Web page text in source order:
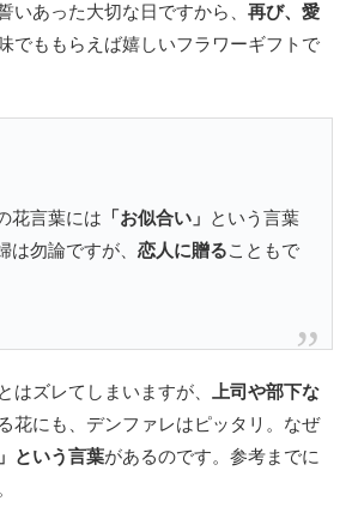
いあった大切な日ですから、 再び、愛
でももらえば嬉しいフラワーギフトで
花言葉には 「お似合い」 という言葉
は勿論ですが、 恋人に贈ることもで
はズレてしまいますが、
上司や部下な
花にも、デンファレはピッタリ。なぜ
という言葉があるのです。参考までに